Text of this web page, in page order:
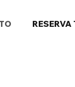
RESERVA